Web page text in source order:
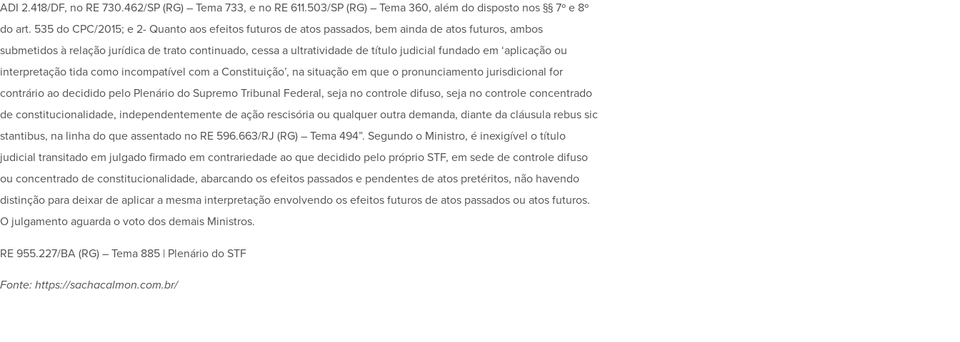
ADI 2.418/DF, no RE 730.462/SP (RG) – Tema 733, e no RE 611.503/SP (RG) – Tema 360, além do disposto nos §§ 7º e 8º
do art. 535 do CPC/2015; e 2- Quanto aos efeitos futuros de atos passados, bem ainda de atos futuros, ambos
submetidos à relação jurídica de trato continuado, cessa a ultratividade de título judicial fundado em ‘aplicação ou
interpretação tida como incompatível com a Constituição’, na situação em que o pronunciamento jurisdicional for
contrário ao decidido pelo Plenário do Supremo Tribunal Federal, seja no controle difuso, seja no controle concentrado
de constitucionalidade, independentemente de ação rescisória ou qualquer outra demanda, diante da cláusula rebus sic
stantibus, na linha do que assentado no RE 596.663/RJ (RG) – Tema 494”. Segundo o Ministro, é inexigível o título
judicial transitado em julgado firmado em contrariedade ao que decidido pelo próprio STF, em sede de controle difuso
ou concentrado de constitucionalidade, abarcando os efeitos passados e pendentes de atos pretéritos, não havendo
distinção para deixar de aplicar a mesma interpretação envolvendo os efeitos futuros de atos passados ou atos futuros.
O julgamento aguarda o voto dos demais Ministros.
RE 955.227/BA (RG) – Tema 885 | Plenário do STF
Fonte: https://sachacalmon.com.br/